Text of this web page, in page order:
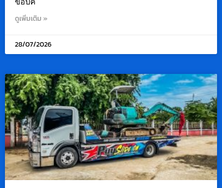
ดูเพิ่มเติม »
28/07/2026